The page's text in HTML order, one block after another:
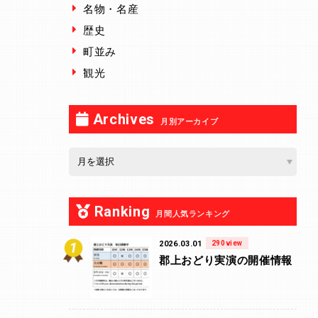
名物・名産
歴史
町並み
観光
Archives 月別アーカイブ
Ranking 月間人気ランキング
2026.03.01 290view
郡上おどり実演の開催情報